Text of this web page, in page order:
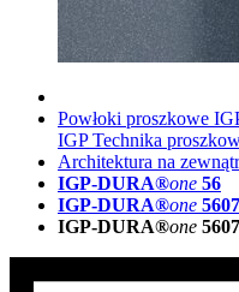
Powłoki proszkowe
IGP Technika
Architektura na
IGP-DURA®one 56
IGP-DURA®one 5607
IGP-DURA®one